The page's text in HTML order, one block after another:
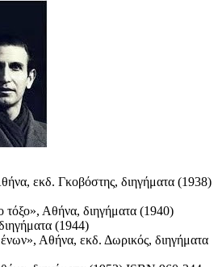
εκδ. Γκοβόστης, διηγήματα (1938)
τόξο», Αθήνα, διηγήματα (1940)
(1944)
Αθήνα, εκδ. Δωρικός, διηγήματα